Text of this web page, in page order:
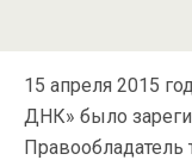
15 апреля 2015
ДНК» было
Правообладатель